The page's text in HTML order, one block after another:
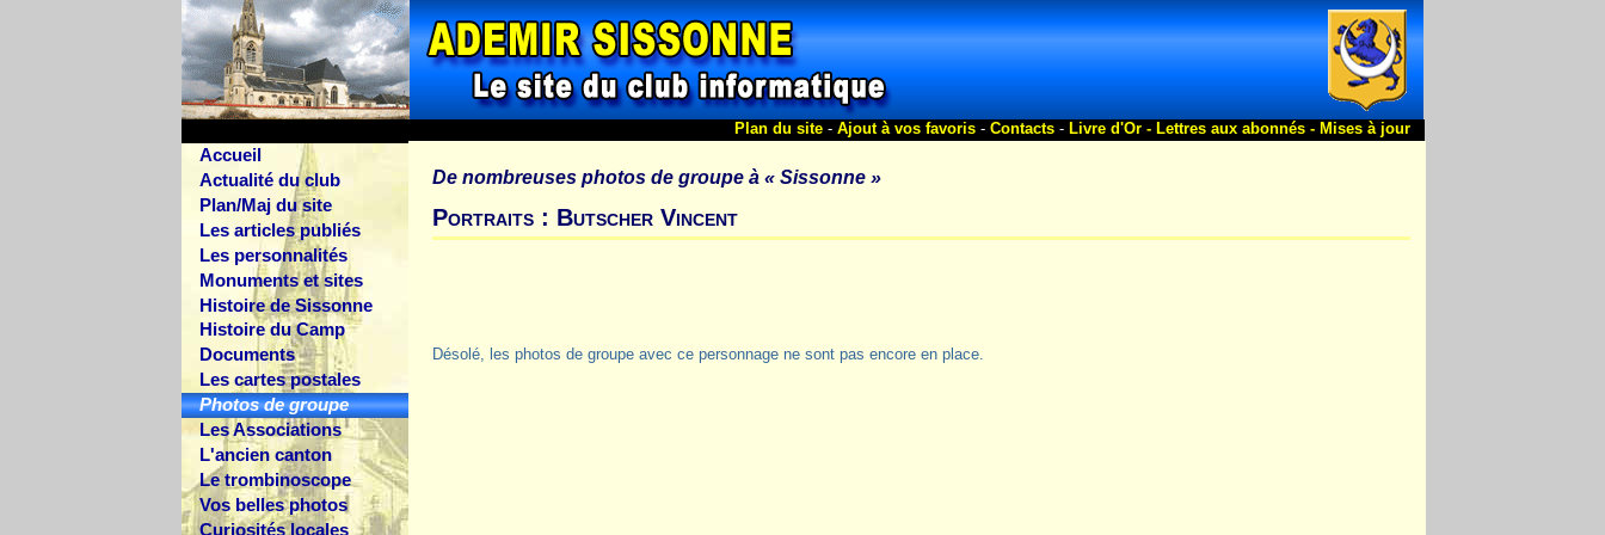
Accueil
Actualité du club
Plan/Maj du site
Les articles publiés
Les personnalités
Monuments et sites
Histoire de Sissonne
Histoire du Camp
Documents
Les cartes postales
Photos de groupe
Les Associations
L'ancien canton
Le trombinoscope
Vos belles photos
Curiosités locales
Plan du site- Ajout à vos favoris- Contacts- Livre d'Or - Lettres aux abonnés - Mises à jour
De nombreuses photos de groupe à « Sissonne »
Portraits : Butscher Vincent
Désolé, les photos de groupe avec ce personnage ne sont pas encore en place.